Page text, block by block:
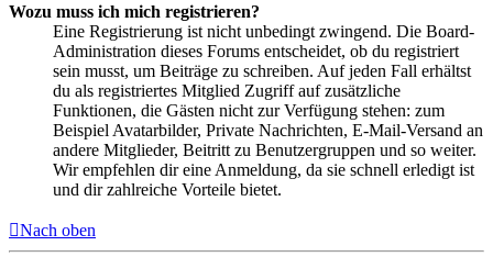
Wozu muss ich mich registrieren?
Eine Registrierung ist nicht unbedingt zwingend. Die Board-
Administration dieses Forums entscheidet, ob du registriert
sein musst, um Beiträge zu schreiben. Auf jeden Fall erhältst
du als registriertes Mitglied Zugriff auf zusätzliche
Funktionen, die Gästen nicht zur Verfügung stehen: zum
Beispiel Avatarbilder, Private Nachrichten, E-Mail-Versand an
andere Mitglieder, Beitritt zu Benutzergruppen und so weiter.
Wir empfehlen dir eine Anmeldung, da sie schnell erledigt ist
und dir zahlreiche Vorteile bietet.
Nach oben